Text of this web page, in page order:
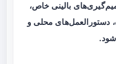
بالینی خاص،
دستورالعمل‌های محلی و